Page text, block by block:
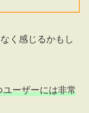
く感じるかもし
ーザーには非常